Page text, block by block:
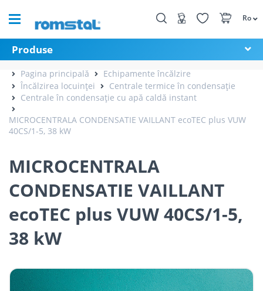
Ro
Produse
Pagina principală
Echipamente încălzire
Încălzirea locuinței
Centrale termice în condensație
Centrale în condensație cu apă caldă instant
MICROCENTRALA CONDENSATIE VAILLANT ecoTEC plus VUW
40CS/1-5, 38 kW
MICROCENTRALA
CONDENSATIE VAILLANT
ecoTEC plus VUW 40CS/1-5,
38 kW